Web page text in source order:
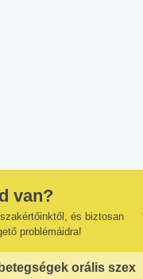
van?
és biztosan
problémáidra!
orális szex